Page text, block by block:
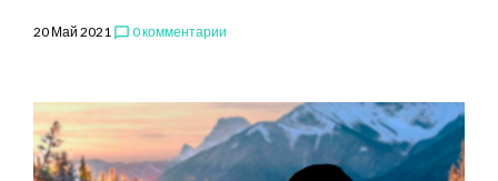
20 Май 2021 chat_bubble_outline 0 комментарии